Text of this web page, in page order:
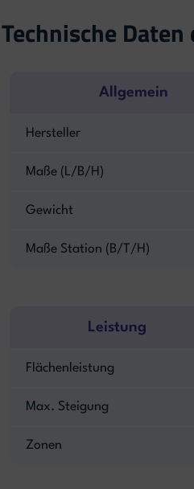
Technische Daten
Allgemein
Hersteller
Maße (L/B/H)
Gewicht
Maße Station (B/T/H)
Leistung
Flächenleistung
Max. Steigung
Zonen